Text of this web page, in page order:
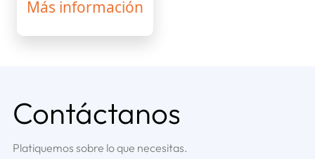
Más información
Contáctanos
Platiquemos sobre lo que necesitas.